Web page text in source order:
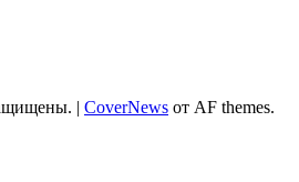
| CoverNews от AF themes.